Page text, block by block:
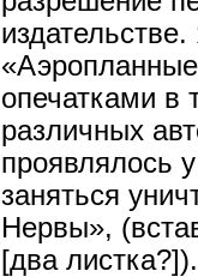
опечатками в
различных
проявлялось
заняться
Нервы»,
[два листка?]).